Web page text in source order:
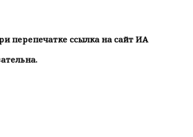
перепечатке ссылка на сайт ИА